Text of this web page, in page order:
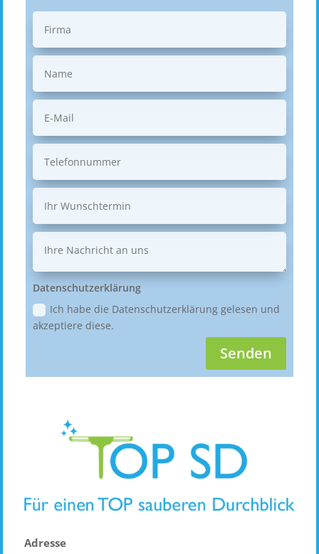
Datenschutzerklärung
Ich habe die Datenschutzerklärung gelesen und
akzeptiere diese.
Senden
Adresse